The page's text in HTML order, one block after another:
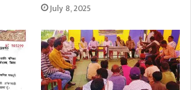
July 8, 2025